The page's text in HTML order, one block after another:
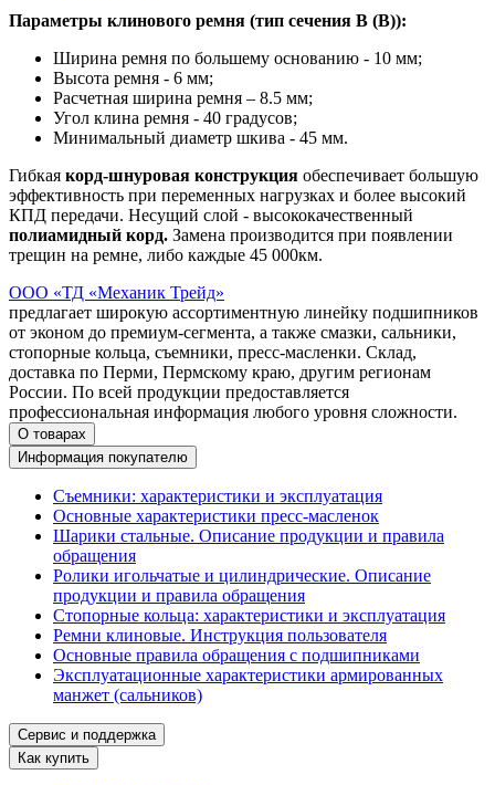
Параметры клинового ремня (тип сечения B (В)):
Ширина ремня по большему основанию - 10 мм;
Высота ремня - 6 мм;
Расчетная ширина ремня – 8.5 мм;
Угол клина ремня - 40 градусов;
Минимальный диаметр шкива - 45 мм.
Гибкая корд-шнуровая конструкция обеспечивает большую
эффективность при переменных нагрузках и более высокий
КПД передачи. Несущий слой - высококачественный
полиамидный корд. Замена производится при появлении
трещин на ремне, либо каждые 45 000км.
ООО «ТД «Механик Трейд»
предлагает широкую ассортиментную линейку подшипников
от эконом до премиум-сегмента, а также смазки, сальники,
стопорные кольца, съемники, пресс-масленки. Склад,
доставка по Перми, Пермскому краю, другим регионам
России. По всей продукции предоставляется
профессиональная информация любого уровня сложности.
О товарах
Информация покупателю
Съемники: характеристики и эксплуатация
Основные характеристики пресс‑масленок
Шарики стальные. Описание продукции и правила
обращения
Ролики игольчатые и цилиндрические. Описание
продукции и правила обращения
Стопорные кольца: характеристики и эксплуатация
Ремни клиновые. Инструкция пользователя
Основные правила обращения с подшипниками
Эксплуатационные характеристики армированных
манжет (сальников)
Сервис и поддержка
Как купить